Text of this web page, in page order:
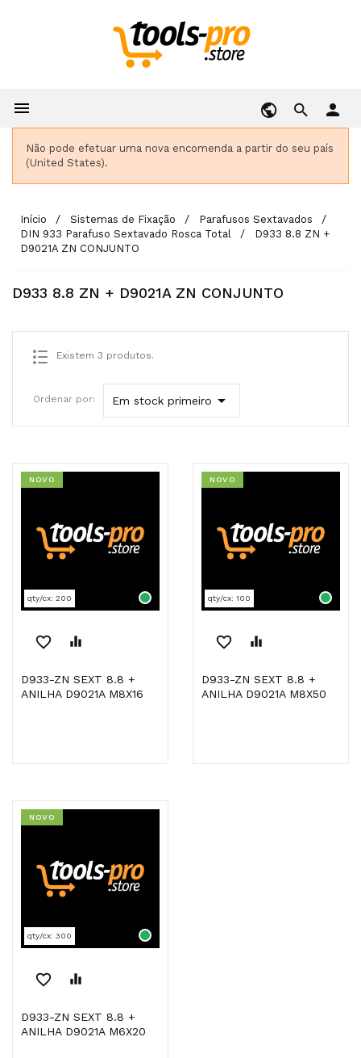
 person
Não pode efetuar uma nova encomenda a partir do seu país
(United States).
Início Sistemas de Fixação
Parafusos Sextavados
DIN 933 Parafuso Sextavado Rosca Total
D933 8.8 ZN +
D9021A ZN CONJUNTO
D933 8.8 ZN + D9021A ZN CONJUNTO
Existem 3 produtos.
Ordenar por: Em stock primeiro 
qty/cx: 200
NOVO
favorite_border equalizer
D933-ZN SEXT 8.8 +
ANILHA D9021A M8X16
qty/cx: 100
NOVO
favorite_border equalizer
D933-ZN SEXT 8.8 +
ANILHA D9021A M8X50
qty/cx: 300
NOVO
favorite_border equalizer
D933-ZN SEXT 8.8 +
ANILHA D9021A M6X20